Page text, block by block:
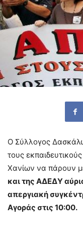
Ο Σύλλογος
τους
Χανίων να πάρουν
και της ΑΔΕΔΥ
απεργιακή
Αγοράς στις 10:00.